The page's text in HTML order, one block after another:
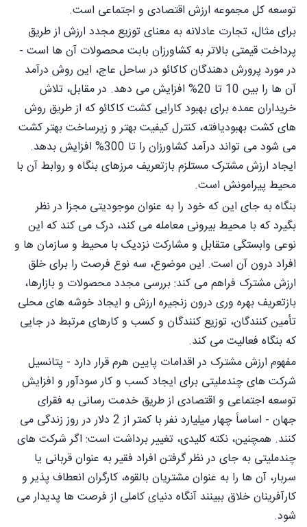
توسعه کل مجموعه ارزش اقتصادی و اجتماعی است.
برای مثال، تجارت عادلانه به معنای توزیع مجدد ارزش از طریق
پرداخت قیمتی بالاتر به کشاورزان بابت محصولات آن ها است -
در مورد پرورش دهندگان کاکائو در ساحل عاج، این روش درآمد
آن ها را بین 10 تا 20% افزایش می دهد. در مقابل، تلاش
خریداران عمده برای بهبود کارایی کشت کاکائو که از طریق روش
های کشت بهبودیافته، کنترل کیفیت بهتر و زیرساخت بهتر کشت
می شود می تواند درآمد کشاورزان را تا 300% افزایش بدهد.
ایجاد ارزش مشترک مستلزم بازتعریف مرزهای بنگاه و روابط آن با
محیط پيرامونش است.
بنگاه به جای این که خود را به عنوان موجودیتی مجزا در نظر
بگیرد که با محیط بیرونی معامله می کند، درک می کند که این
نوعی وابستگی متقابل و مشارکت نزدیک با محیط و سازمان ها و
افراد درون آن است. این موضوع، سه نوع فرصت را برای خلق
ارزش مشترک فراهم می کند: بررسی مجدد محصولات و بازارها،
بازتعریف بهره وری درون زنجیره ارزش و ایجاد خوشه های محلی
تأمین کنندگان، توزیع کنندگان و کسب و کارهای مرتبط در جایی
که بنگاه فعالیت می کند.
مفهوم ارزش مشترک در اقدامات پایین هرم قرار دارد - پتانسیل
شرکت های چندملیتی برای ایجاد کسب و کار سودآور و افزایش
توسعه اجتماعی و اقتصادی از طریق خدمت رسانی به فقرای
جهان - اساساً چهار میلیارد نفر با کمتر از 2 دلار در روز زندگی می
کنند. همچنین، نکته کلیدی، تغییر برداشت است: اگر شرکت های
چندملیتی به جای در نظر گرفتن افراد فقیر به عنوان قربانی یا
سربار، آن ها را به عنوان مشتریان بالقوه، کارگران انعطاف پذیر و
کارآفرینان خلاق ببینند آنگاه دنیای کاملی از فرصت ها پدیدار می
شود.